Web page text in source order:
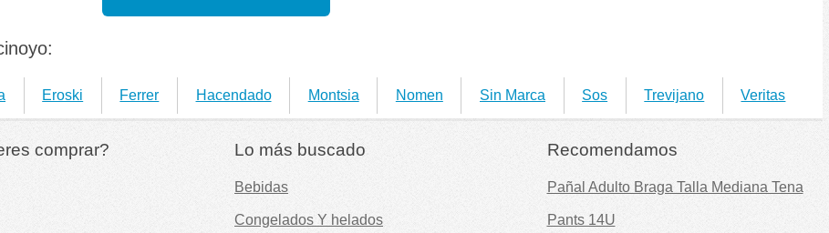
Eroski Ferrer Hacendado Montsia Nomen Sin Marca Sos Trevijano Veritas
comprar? Lo más buscado
Bebidas
Congelados Y helados
Recomendamos
Pañal Adulto Braga Talla Mediana Tena
Pants 14U